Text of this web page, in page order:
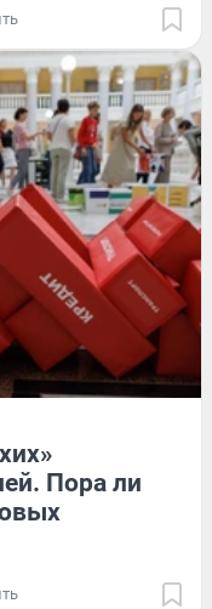
Пора ли